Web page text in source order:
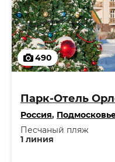
490
Парк-Отель
Россия,
1 линия
Песчаный пляж